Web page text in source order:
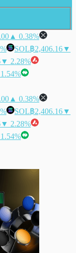
▲ 0.38%
SOL฿2,406.16▼
▼ 2.28%
▲ 0.38%
SOL฿2,406.16▼
▼ 2.28%